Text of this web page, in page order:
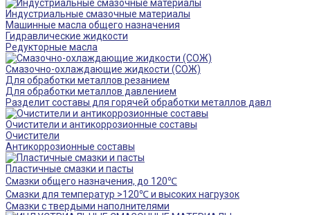
Индустриальные смазочные материалы
Машинные масла общего назначения
Гидравлические жидкости
Редукторные масла
Смазочно-охлаждающие жидкости (СОЖ)
Для обработки металлов резанием
Для обработки металлов давлением
Разделит составы для горячей обработки металлов давл
Очистители и антикоррозионные составы
Очистители
Антикоррозионные составы
Пластичные смазки и пасты
Смазки общего назначения, до 120℃
Смазки для температур >120℃ и высоких нагрузок
Смазки с твердыми наполнителями